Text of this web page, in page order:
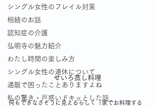
シングル女性のフレイル対策
相続のお話
認知症の介護
弘明寺の魅力紹介
わたし時間の楽しみ方
シングル女性の連休について
通販で困ったことありますよね
私の驚き・戸惑いドキッとした話
せいろ蒸し料理
何もできなさそうに見えるらしく「家でお料理する